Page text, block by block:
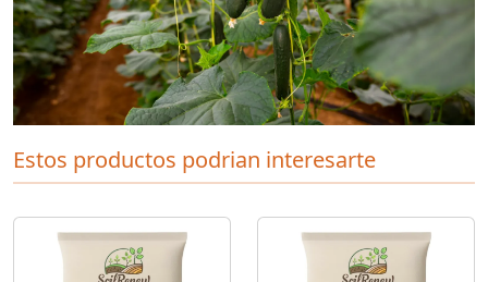
Estos productos podrian interesarte